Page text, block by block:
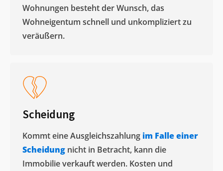
Wohnungen besteht der Wunsch, das
Wohneigentum schnell und unkompliziert zu
veräußern. ​
Scheidung
Kommt eine Ausgleichszahlung im Falle einer
Scheidung nicht in Betracht, kann die
Immobilie verkauft werden. Kosten und